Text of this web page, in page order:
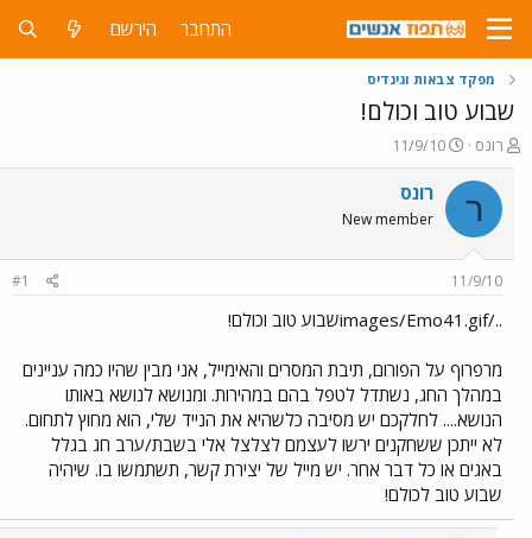
התחבר הירשם
מפקד צבאות וגינדיס
שבוע טוב וכולם!
פ
ו
ת
ח
ה
ו
ש
רונס
פ
ו
ס
ר
11/9/10
ר רונס
New member
11/9/10
#1
../images/Emo41.gifשבוע טוב וכולם!
מרפרוף על הפורום, תיבת המסרים והאימייל, אני מבין שהיו כמה עניינים
במהלך החג, נשתדל לטפל בהם במהירות. ומנושא לנושא באותו
הנושא.... לחלקכם יש מסיבה כלשהיא את הנייד שלי, הוא מחוץ לתחום.
לא ייתכן ששחקנים ירשו לעצמם לצלצל אלי בשבת/ערב חג בגלל
באגים או כל דבר אחר. יש מייל של יצירת קשר, תשתמשו בו. שיהיה
שבוע טוב לכולם!